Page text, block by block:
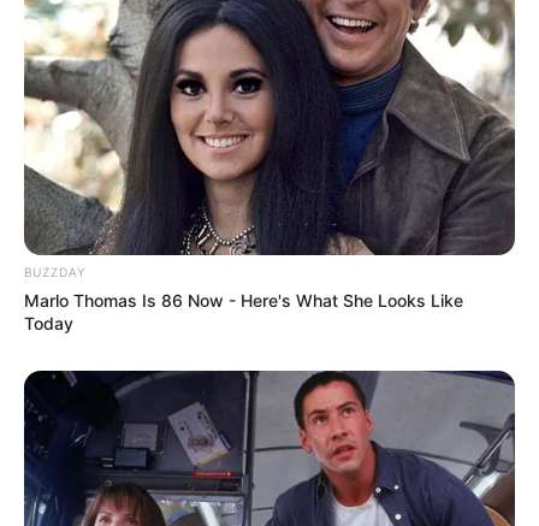
BUZZDAY
Marlo Thomas Is 86 Now - Here's What She Looks Like
Today